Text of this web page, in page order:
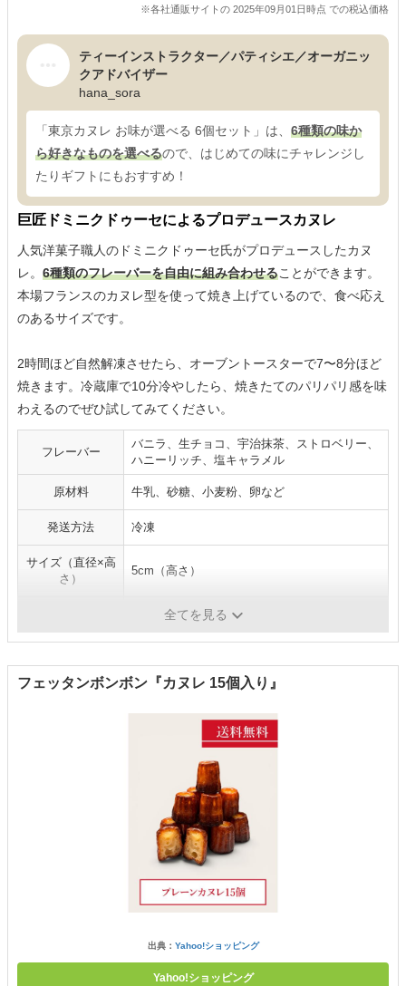
※各社通販サイトの 2025年09月01日時点 での税込価格
ティーインストラクター／パティシエ／オーガニッ
クアドバイザー
hana_sora
「東京カヌレ お味が選べる 6個セット」は、 6種類の味か
ら好きなものを選べるので、はじめての味にチャレンジし
たりギフトにもおすすめ！
巨匠ドミニクドゥーセによるプロデュースカヌレ
人気洋菓子職人のドミニクドゥーセ氏がプロデュースしたカヌ
レ。 6種類のフレーバーを自由に組み合わせることができます。
本場フランスのカヌレ型を使って焼き上げているので、食べ応え
のあるサイズです。
2時間ほど自然解凍させたら、オーブントースターで7〜8分ほど
焼きます。冷蔵庫で10分冷やしたら、焼きたてのパリパリ感を味
わえるのでぜひ試してみてください。
フレーバー
バニラ、生チョコ、宇治抹茶、ストロベリー、
ハニーリッチ、塩キャラメル
原材料 牛乳、砂糖、小麦粉、卵など
発送方法 冷凍
サイズ（直径×高
さ）
5cm（高さ）
冷凍：60日、解凍後冷暗所：4日
全てを見る
フェッタンボンボン『カヌレ 15個入り』
出典： Yahoo!ショッピング
Yahoo!ショッピング